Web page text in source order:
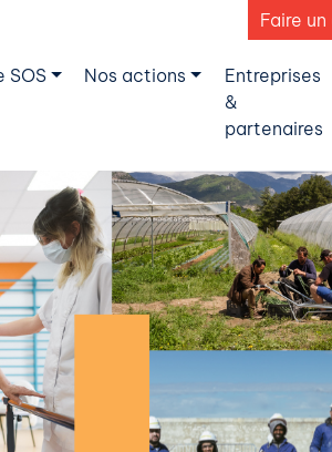
Faire un
SOS Nos actions
Entreprises
&
partenaires